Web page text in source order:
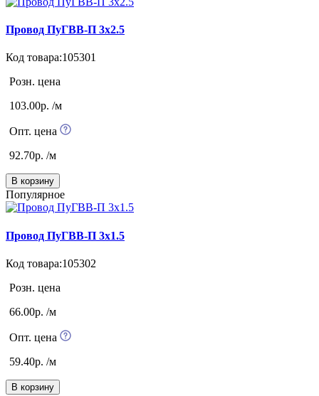
Провод ПуГВВ-П 3х2.5
Код товара:105301
Розн. цена
103.00р. /м
Опт. цена
92.70р. /м
В корзину
Популярное
Провод ПуГВВ-П 3х1.5
Код товара:105302
Розн. цена
66.00р. /м
Опт. цена
59.40р. /м
В корзину